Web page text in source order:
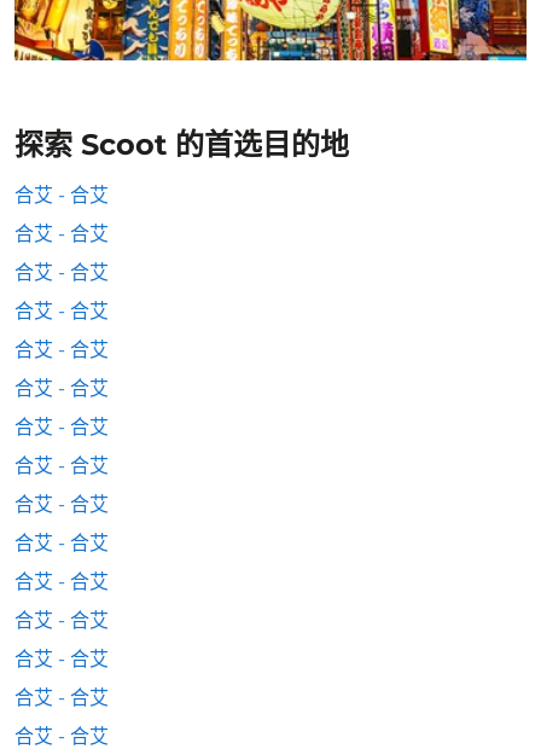
探索 Scoot 的首选目的地
合艾 - 合艾
合艾 - 合艾
合艾 - 合艾
合艾 - 合艾
合艾 - 合艾
合艾 - 合艾
合艾 - 合艾
合艾 - 合艾
合艾 - 合艾
合艾 - 合艾
合艾 - 合艾
合艾 - 合艾
合艾 - 合艾
合艾 - 合艾
合艾 - 合艾